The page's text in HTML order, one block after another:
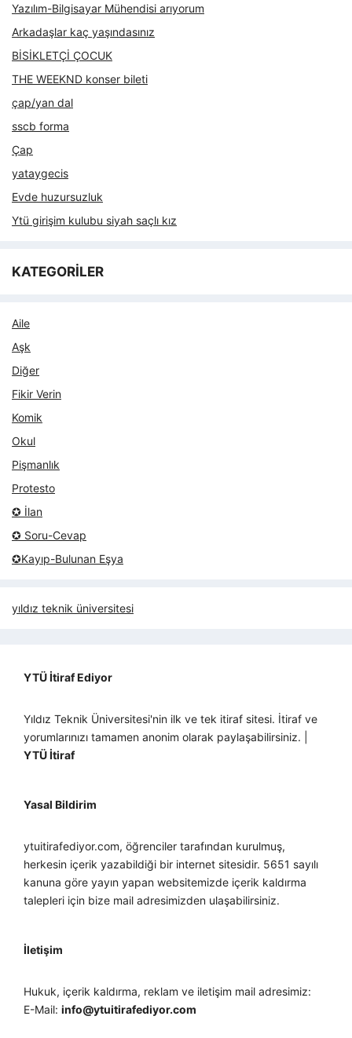
Yazılım-Bilgisayar Mühendisi arıyorum
Arkadaşlar kaç yaşındasınız
BİSİKLETÇİ ÇOCUK
THE WEEKND konser bileti
çap/yan dal
sscb forma
Çap
yataygecis
Evde huzursuzluk
Ytü girişim kulubu siyah saçlı kız
KATEGORİLER
Aile
Aşk
Diğer
Fikir Verin
Komik
Okul
Pişmanlık
Protesto
✪ İlan
✪ Soru-Cevap
✪Kayıp-Bulunan Eşya
yıldız teknik üniversitesi
YTÜ İtiraf Ediyor
Yıldız Teknik Üniversitesi'nin ilk ve tek itiraf sitesi. İtiraf ve
yorumlarınızı tamamen anonim olarak paylaşabilirsiniz. |
YTÜ İtiraf
Yasal Bildirim
ytuitirafediyor.com, öğrenciler tarafından kurulmuş,
herkesin içerik yazabildiği bir internet sitesidir. 5651 sayılı
kanuna göre yayın yapan websitemizde içerik kaldırma
talepleri için bize mail adresimizden ulaşabilirsiniz.
İletişim
Hukuk, içerik kaldırma, reklam ve iletişim mail adresimiz:
E-Mail: info@ytuitirafediyor.com